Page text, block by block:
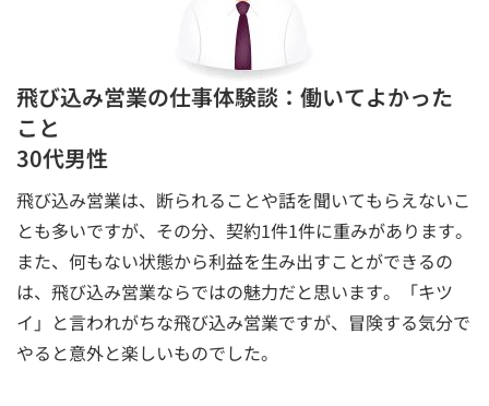
飛び込み営業の仕事体験談：働いてよかった
こと
30代男性
飛び込み営業は、断られることや話を聞いてもらえないこ
とも多いですが、その分、契約1件1件に重みがあります。
また、何もない状態から利益を生み出すことができるの
は、飛び込み営業ならではの魅力だと思います。「キツ
イ」と言われがちな飛び込み営業ですが、冒険する気分で
やると意外と楽しいものでした。